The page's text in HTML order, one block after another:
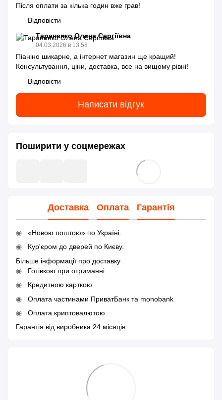
Після оплати за кілька годин вже грав!
Відповісти
Тараненко Олена Сергіївна
04.03.2026 в 13:58
Піаніно шикарне, а інтернет магазин ще кращий!
Консультування, ціни, доставка, все на вищому рівні!
Відповісти
Написати відгук
Поширити у соцмережах
Доставка Оплата Гарантія
«Новою поштою» по Україні.
Кур'єром до дверей по Києву.
Більше інформації про доставку
Готівкою при отриманні
Кредитною карткою
Оплата частинами ПриватБанк та monobank
Оплата криптовалютою
Гарантія від виробника 24 місяців.